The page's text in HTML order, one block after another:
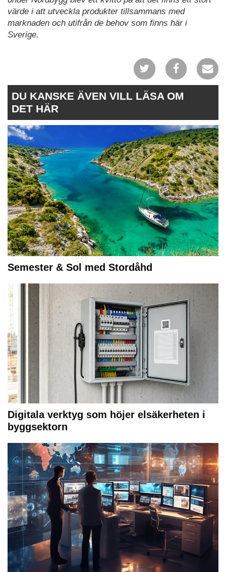
värde i att utveckla produkter tillsammans med
marknaden och utifrån de behov som finns här i
Sverige.
DU KANSKE ÄVEN VILL LÄSA OM
DET HÄR
Semester & Sol med Stordåhd
Digitala verktyg som höjer elsäkerheten i
byggsektorn